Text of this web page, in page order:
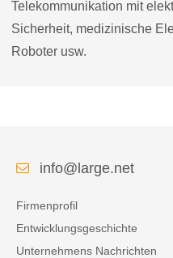
Telekommunikation mit
Sicherheit, medizinische
Roboter usw.
info@large.net
Firmenprofil
Entwicklungsgeschichte
Unternehmens Nachrichten